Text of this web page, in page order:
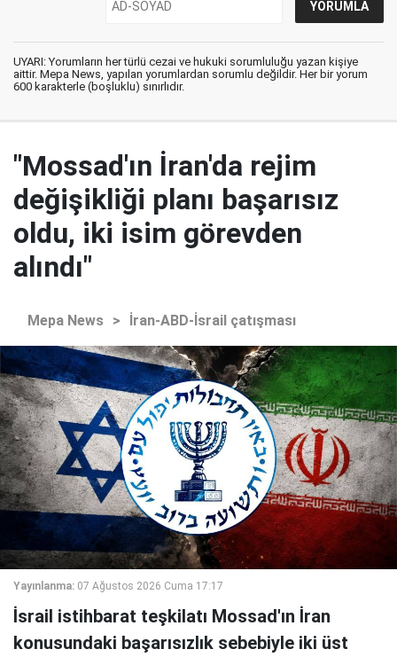
UYARI: Yorumların her türlü cezai ve hukuki sorumluluğu yazan kişiye
aittir. Mepa News, yapılan yorumlardan sorumlu değildir. Her bir yorum
600 karakterle (boşluklu) sınırlıdır.
"Mossad'ın İran'da rejim
değişikliği planı başarısız
oldu, iki isim görevden
alındı"
Mepa News > İran-ABD-İsrail çatışması
Yayınlanma: 07 Ağustos 2026 Cuma 17:17
İsrail istihbarat teşkilatı Mossad'ın İran
konusundaki başarısızlık sebebiyle iki üst